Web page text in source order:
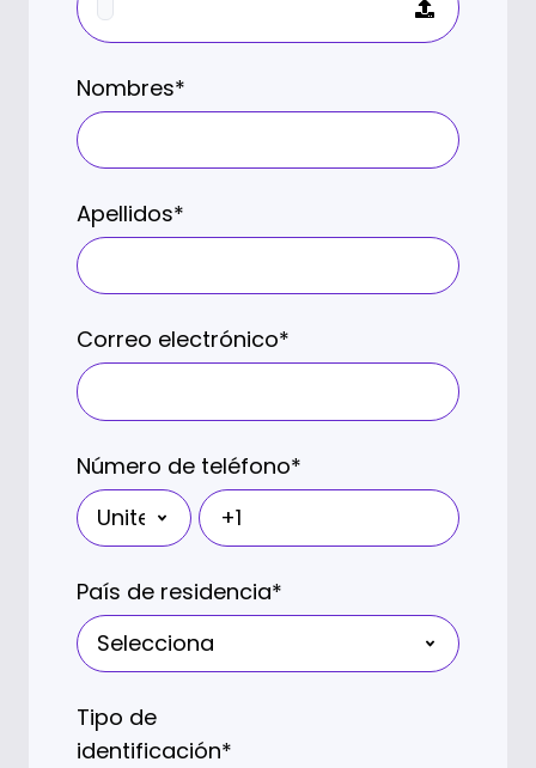
Nombres*
Apellidos*
Correo electrónico*
Número de teléfono*
País de residencia*
Tipo de
identificación*